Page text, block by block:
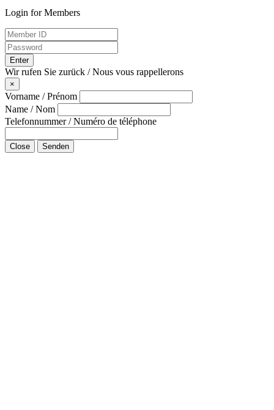
Login for Members
Enter
Wir rufen Sie zurück / Nous vous rappellerons
×
Vorname / Prénom
Name / Nom
Telefonnummer / Numéro de téléphone
Close Senden